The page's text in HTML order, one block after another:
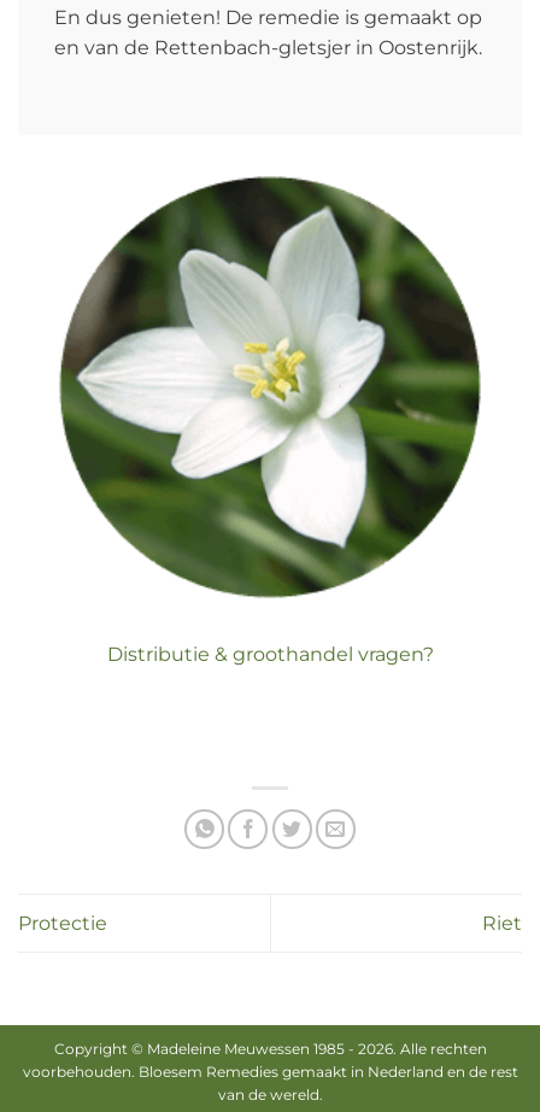
En dus genieten! De remedie is gemaakt op
en van de Rettenbach-gletsjer in Oostenrijk.
Distributie & groothandel vragen?
Protectie Riet
Copyright © Madeleine Meuwessen 1985 - 2026. Alle rechten
voorbehouden. Bloesem Remedies gemaakt in Nederland en de rest
van de wereld.